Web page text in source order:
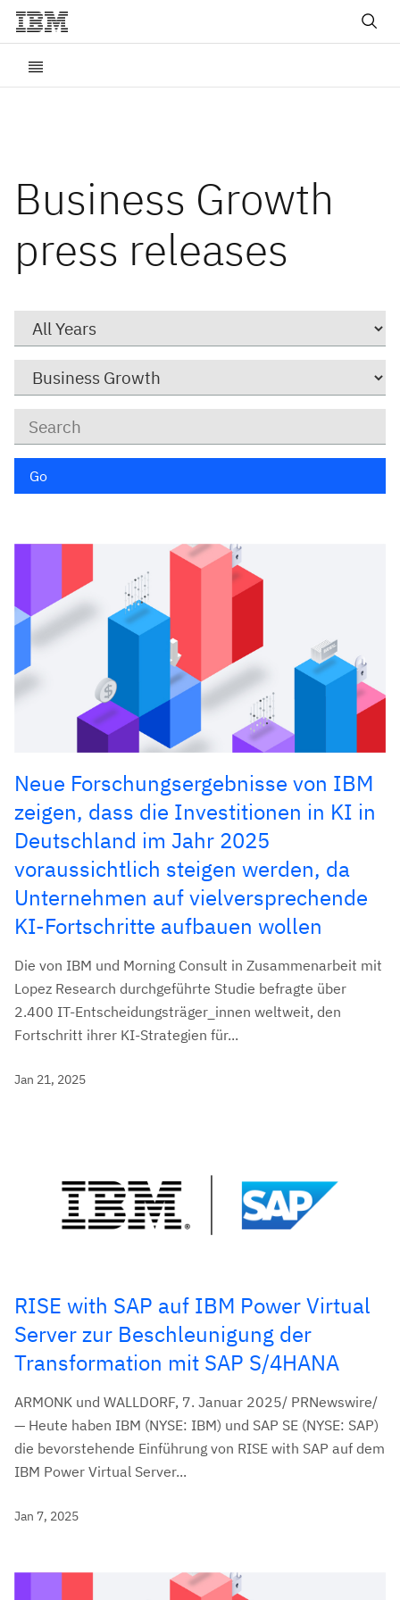
Business Growth
press releases
Go
Neue Forschungsergebnisse von IBM
zeigen, dass die Investitionen in KI in
Deutschland im Jahr 2025
voraussichtlich steigen werden, da
Unternehmen auf vielversprechende
KI-Fortschritte aufbauen wollen
Die von IBM und Morning Consult in Zusammenarbeit mit
Lopez Research durchgeführte Studie befragte über
2.400 IT-Entscheidungsträger_innen weltweit, den
Fortschritt ihrer KI-Strategien für...
Jan 21, 2025
RISE with SAP auf IBM Power Virtual
Server zur Beschleunigung der
Transformation mit SAP S/4HANA
ARMONK und WALLDORF, 7. Januar 2025/ PRNewswire/
— Heute haben IBM (NYSE: IBM) und SAP SE (NYSE: SAP)
die bevorstehende Einführung von RISE with SAP auf dem
IBM Power Virtual Server...
Jan 7, 2025